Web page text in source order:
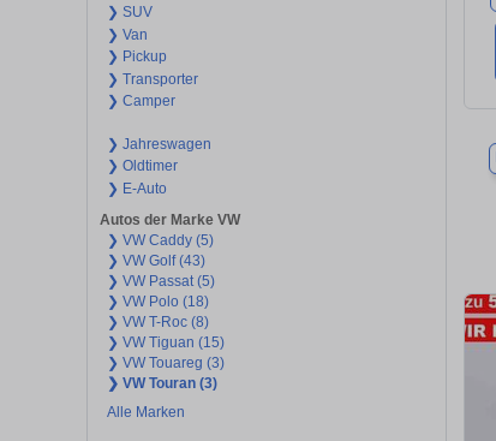
❯ SUV
❯ Van
❯ Pickup
❯ Transporter
❯ Camper
❯ Jahreswagen
❯ Oldtimer
❯ E-Auto
Autos der Marke VW
❯ VW Caddy (5)
❯ VW Golf (43)
❯ VW Passat (5)
❯ VW Polo (18)
❯ VW T-Roc (8)
❯ VW Tiguan (15)
❯ VW Touareg (3)
❯ VW Touran (3)
Alle Marken